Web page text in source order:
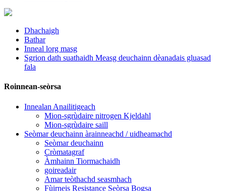
Dhachaigh
Bathar
Inneal lorg masg
Sgrion dath suathaidh Measg deuchainn dèanadais gluasad
fala
Roinnean-seòrsa
Innealan Anailitigeach
Mion-sgrùdaire nitrogen Kjeldahl
Mion-sgrùdaire saill
Seòmar deuchainn àrainneachd / uidheamachd
Seòmar deuchainn
Cròmatagraf
Àmhainn Tiormachaidh
goireadair
Amar teòthachd seasmhach
Fùirneis Resistance Seòrsa Bogsa